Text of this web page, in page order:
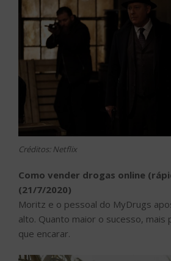
Créditos: Netflix
Como vender drogas online
(21/7/2020)
Moritz e o pessoal do MyDrugs
alto. Quanto maior o sucesso,
que encarar.